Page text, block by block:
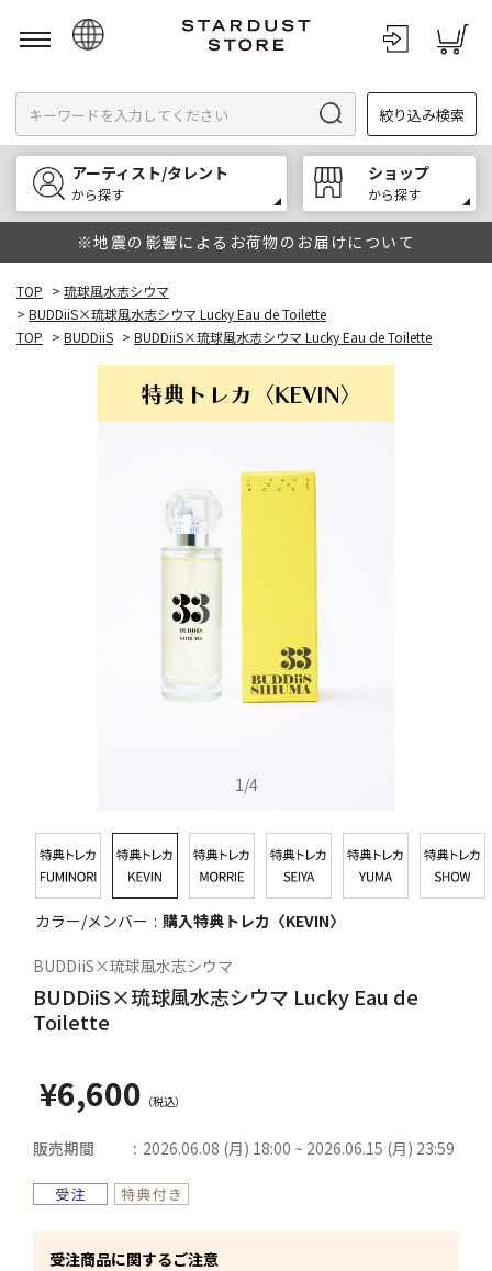
English
한국어
中文
絞り込み検索
アーティスト/タレント
から探す
ショップ
から探す
※地震の影響によるお荷物のお届けについて
TOP > 琉球風水志シウマ
> BUDDiiS×琉球風水志シウマ Lucky Eau de Toilette
TOP > BUDDiiS > BUDDiiS×琉球風水志シウマ Lucky Eau de Toilette
1/4
カラー/メンバー 購入特典トレカ〈KEVIN〉
BUDDiiS×琉球風水志シウマ
BUDDiiS×琉球風水志シウマ Lucky Eau de
Toilette
¥6,600
販売期間 2026.06.08 (月) 18:00 ~ 2026.06.15 (月) 23:59
受注商品に関するご注意